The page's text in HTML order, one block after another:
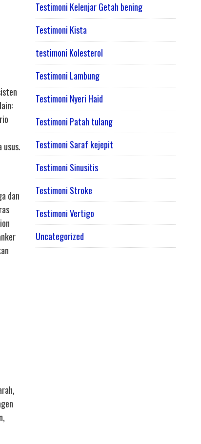
usus.
dan
Testimoni Kelenjar Getah bening
Testimoni Kista
testimoni Kolesterol
Testimoni Lambung
Testimoni Nyeri Haid
Testimoni Patah tulang
Testimoni Saraf kejepit
Testimoni Sinusitis
Testimoni Stroke
Testimoni Vertigo
Uncategorized